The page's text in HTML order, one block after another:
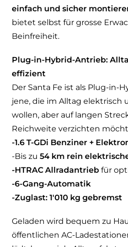
einfach und sicher
bietet selbst für grosse
Beinfreiheit.
Plug-in-Hybrid-Antrieb:
effizient
Der Santa Fe ist als Plug-in-
jene, die im Alltag elektrisch
wollen, aber auf langen
Reichweite verzichten
-1.6 T-GDi Benziner +
-Bis zu 54 km rein
-HTRAC Allradantrieb für
-6-Gang-Automatik
-Zuglast: 1'010 kg gebremst
Geladen wird bequem zu
öffentlichen AC-